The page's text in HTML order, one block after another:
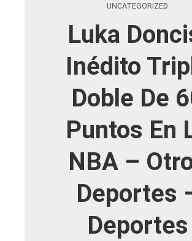
UNCATEGORIZED
Luka
Inédito
Doble De
Puntos En
NBA –
Deportes
Deportes